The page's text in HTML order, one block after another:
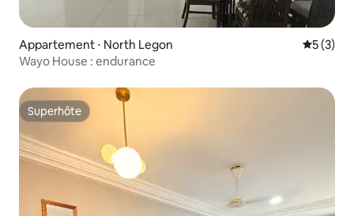
Appartement ⋅ North Legon
5 (3)
Wayo House : endurance
Superhôte
Superhôte